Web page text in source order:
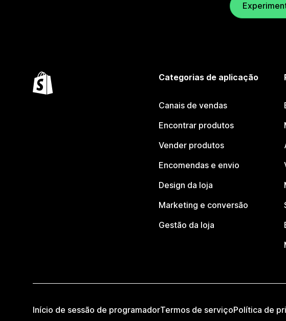
Categorias de aplicação
Canais de vendas
Encontrar produtos
Vender produtos
Encomendas e envio
Design da loja
Marketing e conversão
Gestão da loja
Início de sessão de programadorTermos de serviçoPolítica de